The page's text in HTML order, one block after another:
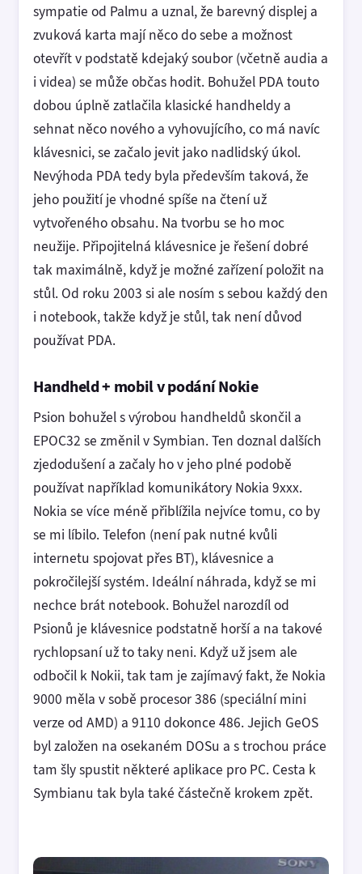
sympatie od Palmu a uznal, že barevný displej a
zvuková karta mají něco do sebe a možnost
otevřít v podstatě kdejaký soubor (včetně audia a
i videa) se může občas hodit. Bohužel PDA touto
dobou úplně zatlačila klasické handheldy a
sehnat něco nového a vyhovujícího, co má navíc
klávesnici, se začalo jevit jako nadlidský úkol.
Nevýhoda PDA tedy byla především taková, že
jeho použití je vhodné spíše na čtení už
vytvořeného obsahu. Na tvorbu se ho moc
neužije. Připojitelná klávesnice je řešení dobré
tak maximálně, když je možné zařízení položit na
stůl. Od roku 2003 si ale nosím s sebou každý den
i notebook, takže když je stůl, tak není důvod
používat PDA.
Handheld + mobil v podání Nokie
Psion bohužel s výrobou handheldů skončil a
EPOC32 se změnil v Symbian. Ten doznal dalších
zjedodušení a začaly ho v jeho plné podobě
používat například komunikátory Nokia 9xxx.
Nokia se více méně přiblížila nejvíce tomu, co by
se mi líbilo. Telefon (není pak nutné kvůli
internetu spojovat přes BT), klávesnice a
pokročilejší systém. Ideální náhrada, když se mi
nechce brát notebook. Bohužel narozdíl od
Psionů je klávesnice podstatně horší a na takové
rychlopsaní už to taky neni. Když už jsem ale
odbočil k Nokii, tak tam je zajímavý fakt, že Nokia
9000 měla v sobě procesor 386 (speciální mini
verze od AMD) a 9110 dokonce 486. Jejich GeOS
byl založen na osekaném DOSu a s trochou práce
tam šly spustit některé aplikace pro PC. Cesta k
Symbianu tak byla také částečně krokem zpět.